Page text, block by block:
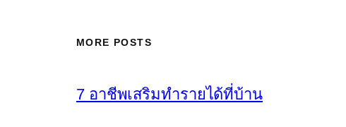
MORE POSTS
7 อาชีพเสริมทำรายได้ที่บ้าน